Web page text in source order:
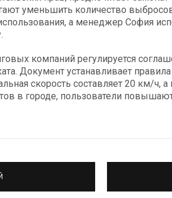
уменьшить количество
а менеджер София
компаний регулируется
Документ устанавливает
скорость составляет 20 км/ч,
в городе, пользователи